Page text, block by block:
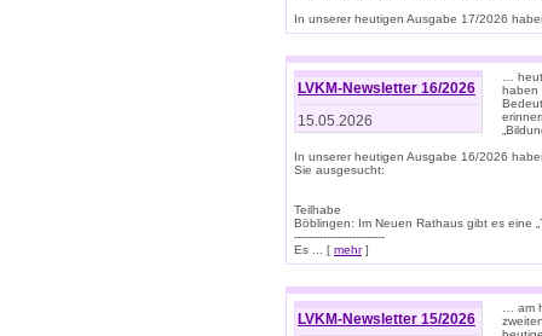
In unserer heutigen Ausgabe 17/2026
LVKM-Newsletter 16/2026
15.05.2026
…
haben
In unserer heutigen Ausgabe 16/2026
Sie ausgesucht:
Teilhabe
Böblingen: Im Neuen Rathaus gibt es eine
-------------------------
Es ... [ mehr]
LVKM-Newsletter 15/2026
… am